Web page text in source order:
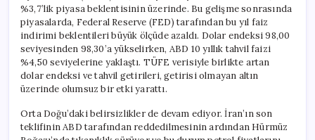
%3,7’lik piyasa beklentisinin üzerinde. Bu gelişme sonrasında
piyasalarda, Federal Reserve (FED) tarafından bu yıl faiz
indirimi beklentileri büyük ölçüde azaldı. Dolar endeksi 98,00
seviyesinden 98,30’a yükselirken, ABD 10 yıllık tahvil faizi
%4,50 seviyelerine yaklaştı. TÜFE verisiyle birlikte artan
dolar endeksi ve tahvil getirileri, getirisi olmayan altın
üzerinde olumsuz bir etki yarattı.
Orta Doğu’daki belirsizlikler de devam ediyor. İran’ın son
teklifinin ABD tarafından reddedilmesinin ardından Hürmüz